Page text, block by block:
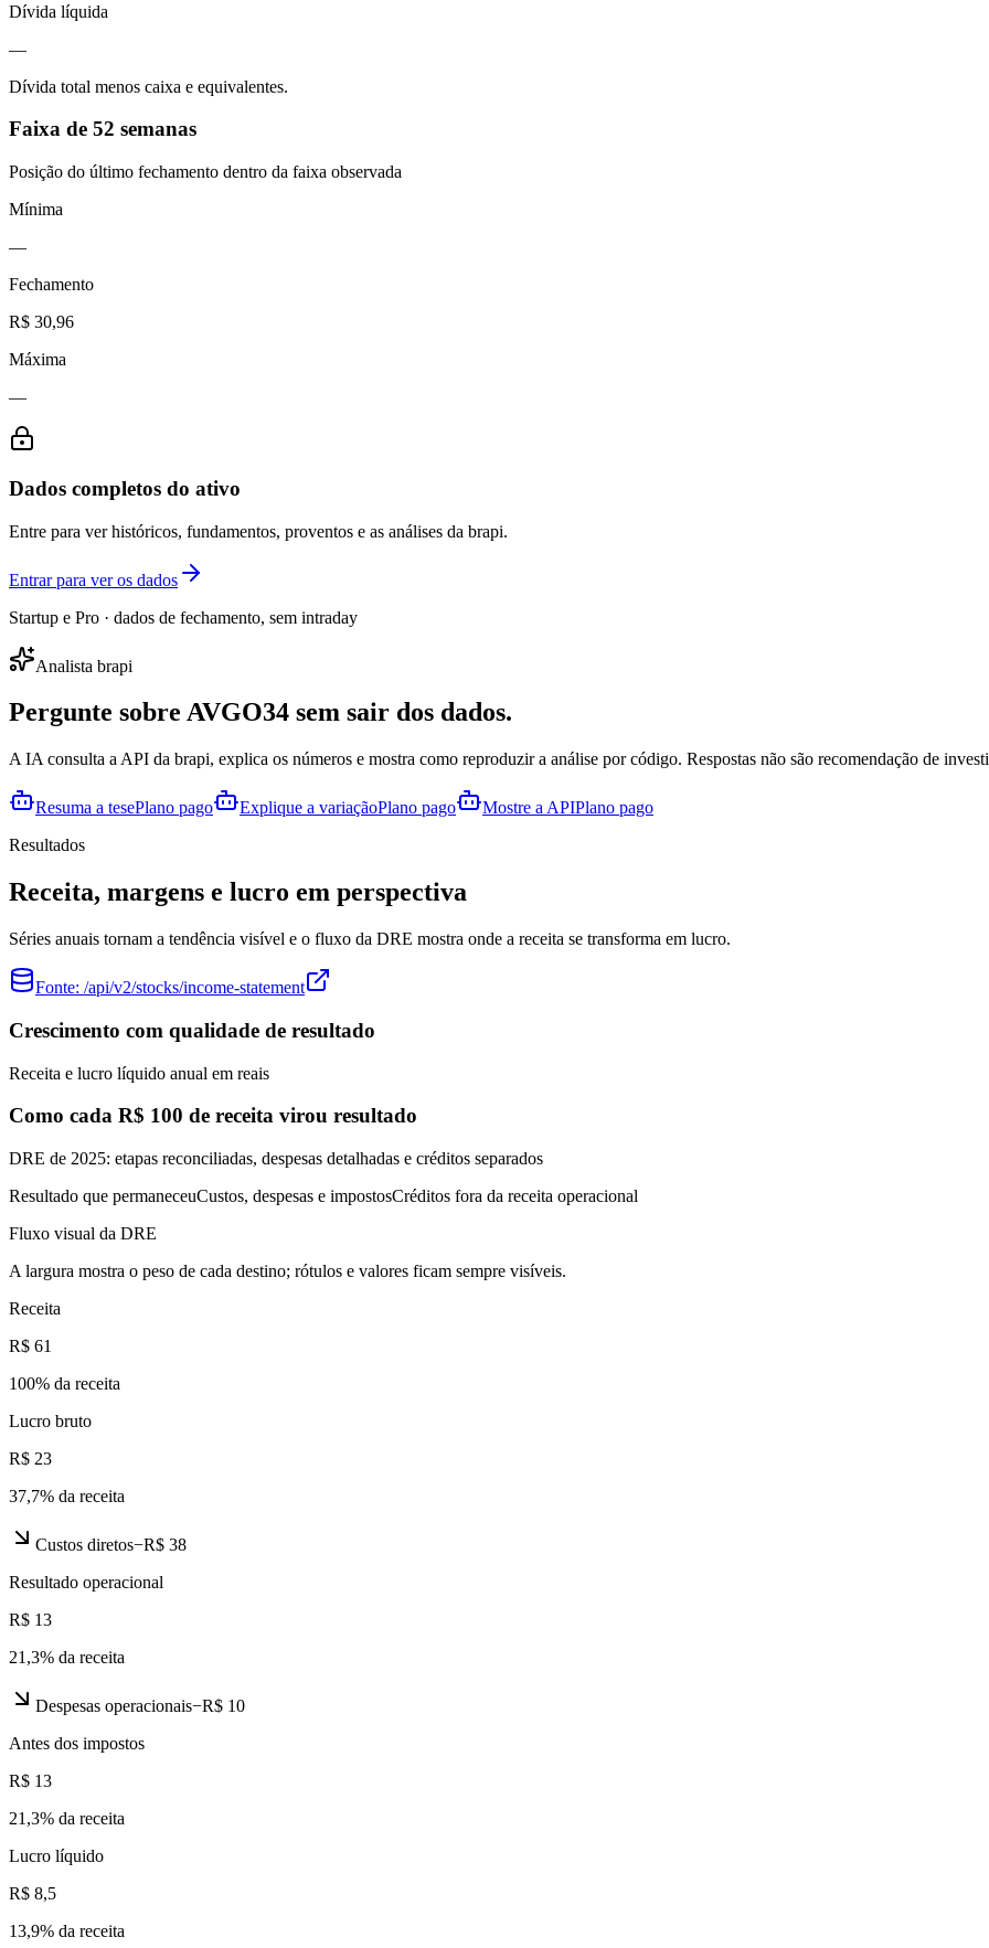
Dívida líquida
—
Dívida total menos caixa e equivalentes.
Faixa de 52 semanas
Posição do último fechamento dentro da faixa observada
Mínima
—
Fechamento
R$ 30,96
Máxima
—
Dados completos do ativo
Entre para ver históricos, fundamentos, proventos e as análises da brapi.
Entrar para ver os dados
Startup e Pro · dados de fechamento, sem intraday
Analista brapi
Pergunte sobre AVGO34 sem sair dos dados.
A IA consulta a API da brapi, explica os números e mostra como reproduzir a análise por código. Respostas não são recomendação de
Resuma a tesePlano pago Explique a variaçãoPlano pago Mostre a APIPlano pago
Resultados
Receita, margens e lucro em perspectiva
Séries anuais tornam a tendência visível e o fluxo da DRE mostra onde a receita se transforma em lucro.
Fonte: /api/v2/stocks/income-statement
Crescimento com qualidade de resultado
Receita e lucro líquido anual em reais
Como cada R$ 100 de receita virou resultado
DRE de 2025: etapas reconciliadas, despesas detalhadas e créditos separados
Resultado que permaneceuCustos, despesas e impostosCréditos fora da receita operacional
Fluxo visual da DRE
A largura mostra o peso de cada destino; rótulos e valores ficam sempre visíveis.
Receita
R$ 61
100% da receita
Lucro bruto
R$ 23
37,7% da receita
Custos diretos−R$ 38
Resultado operacional
R$ 13
21,3% da receita
Despesas operacionais−R$ 10
Antes dos impostos
R$ 13
21,3% da receita
Lucro líquido
R$ 8,5
13,9% da receita